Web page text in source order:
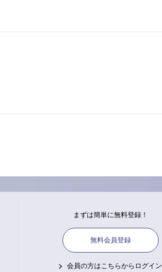
まずは簡単に無料登録！
無料会員登録
会員の方はこちらからログイン